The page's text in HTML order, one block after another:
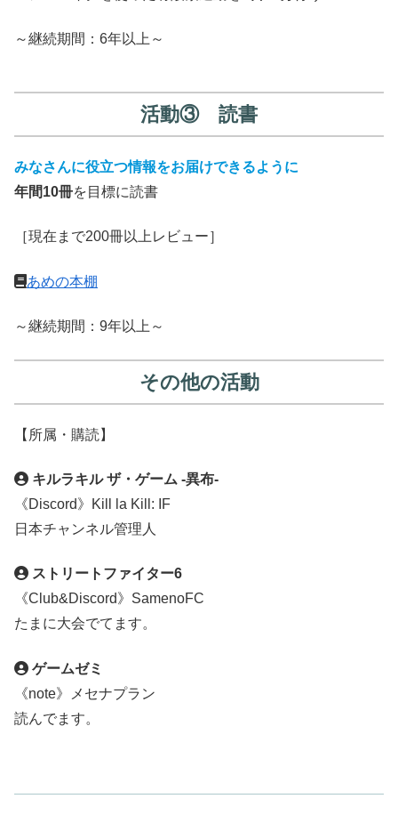
～継続期間：6年以上～
活動③ 読書
みなさんに役立つ情報をお届けできるように
年間10冊を目標に読書
［現在まで200冊以上レビュー］
あめの本棚
～継続期間：9年以上～
その他の活動
【所属・購読】
キルラキル ザ・ゲーム -異布-
《Discord》Kill la Kill: IF
日本チャンネル管理人
ストリートファイター6
《Club&Discord》SamenoFC
たまに大会でてます。
ゲームゼミ
《note》メセナプラン
読んでます。